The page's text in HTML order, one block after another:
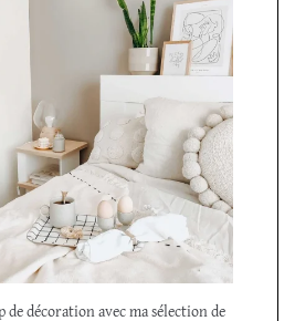
de décoration avec ma sélection de